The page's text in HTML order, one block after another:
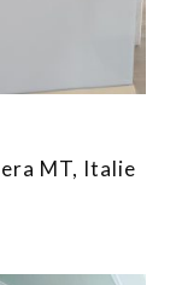
MT, Italie